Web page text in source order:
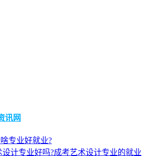
讯网
专业好就业?
设计专业好吗?成考艺术设计专业的就业